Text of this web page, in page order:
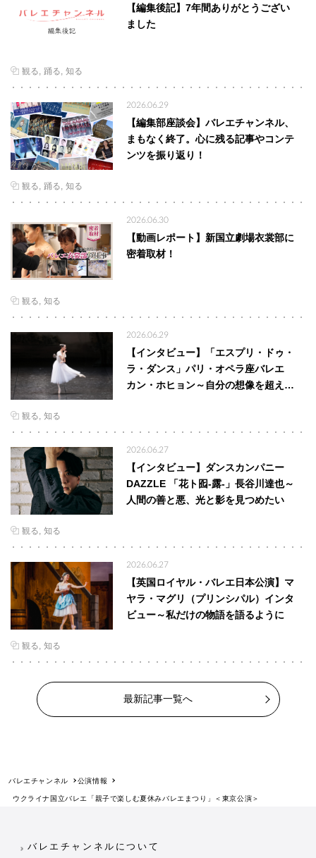
【編集後記】7年間ありがとうござい
ました
観る 踊る 知る
2026.06.29
【編集部座談会】バレエチャンネル、
まもなく終了。心に残る記事やコンテ
ンツを振り返り！
観る 踊る 知る
2026.06.30
【動画レポート】新国立劇場衣裳部に
密着取材！
観る 知る
2026.06.29
【インタビュー】「エスプリ・ドゥ・
ラ・ダンス」パリ・オペラ座バレエ
カン・ホヒョン～自分の想像を超え…
観る 知る
2026.06.27
【インタビュー】ダンスカンパニー
DAZZLE 「花ト囮-露-」長谷川達也～
人間の善と悪、光と影を見つめたい
観る 知る
2026.06.27
【英国ロイヤル・バレエ日本公演】マ
ヤラ・マグリ（プリンシパル）インタ
ビュー～私だけの物語を語るように
観る 知る
最新記事一覧へ
バレエチャンネル 公演情報
ウクライナ国立バレエ「親子で楽しむ夏休みバレエまつり」＜東京公演＞
バレエチャンネルについて